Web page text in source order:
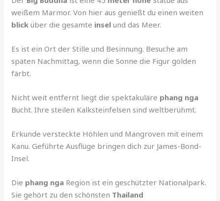
weißem Marmor. Von hier aus genießt du einen weiten
blick über die gesamte insel und das Meer.
Es ist ein Ort der Stille und Besinnung. Besuche am
späten Nachmittag, wenn die Sonne die Figur golden
färbt.
Nicht weit entfernt liegt die spektakuläre phang nga
Bucht. Ihre steilen Kalksteinfelsen sind weltberühmt.
Erkunde versteckte Höhlen und Mangroven mit einem
Kanu. Geführte Ausflüge bringen dich zur James-Bond-
Insel.
Die phang nga Region ist ein geschützter Nationalpark.
Sie gehört zu den schönsten Thailand